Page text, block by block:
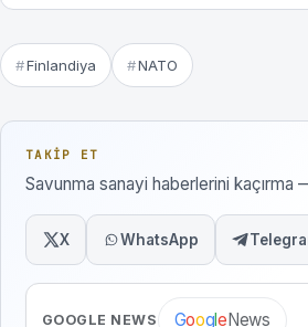
Finlandiya NATO
TAKIP ET
Savunma sanayi haberlerini
X WhatsApp
GOOGLE NEWS GoogleNews